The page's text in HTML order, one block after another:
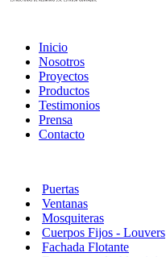
Inicio
Nosotros
Proyectos
Productos
Testimonios
Prensa
Contacto
Puertas
Ventanas
Mosquiteras
Cuerpos Fijos - Louvers
Fachada Flotante